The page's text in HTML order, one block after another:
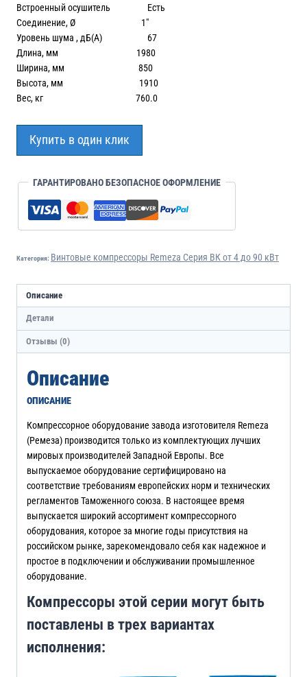
Встроенный осушитель Есть
Соединение, Ø 1″
Уровень шума , дБ(А) 67
Длина, мм 1980
Ширина, мм 850
Высота, мм 1910
Вес, кг 760.0
Купить в один клик
ГАРАНТИРОВАНО БЕЗОПАСНОЕ ОФОРМЛЕНИЕ
Категория: Винтовые компрессоры Remeza Серия ВК от 4 до 90 кВт
Описание
Детали
Отзывы (0)
Описание
ОПИСАНИЕ
Компрессорное оборудование завода изготовителя Remeza
(Ремеза) производится только из комплектующих лучших
мировых производителей Западной Европы. Все
выпускаемое оборудование сертифицировано на
соответствие требованиям европейских норм и технических
регламентов Таможенного союза. В настоящее время
выпускается широкий ассортимент компрессорного
оборудования, которое за многие годы присутствия на
российском рынке, зарекомендовало себя как надежное и
простое в подключении и обслуживании промышленное
оборудование.
Компрессоры этой серии могут быть
поставлены в трех вариантах
исполнения: